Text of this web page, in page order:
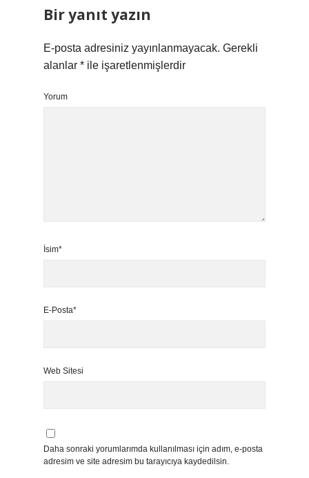
Bir yanıt yazın
E-posta adresiniz yayınlanmayacak. Gerekli
alanlar * ile işaretlenmişlerdir
Yorum
İsim*
E-Posta*
Web Sitesi
Daha sonraki yorumlarımda kullanılması için adım, e-posta
adresim ve site adresim bu tarayıcıya kaydedilsin.